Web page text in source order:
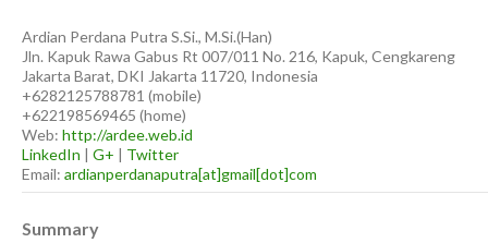
Ardian Perdana Putra S.Si., M.Si.(Han)
Jln. Kapuk Rawa Gabus Rt 007/011 No. 216, Kapuk, Cengkareng
Jakarta Barat, DKI Jakarta 11720, Indonesia
+6282125788781 (mobile)
+622198569465 (home)
Web: http://ardee.web.id
LinkedIn | G+ | Twitter
Email: ardianperdanaputra[at]gmail[dot]com
Summary